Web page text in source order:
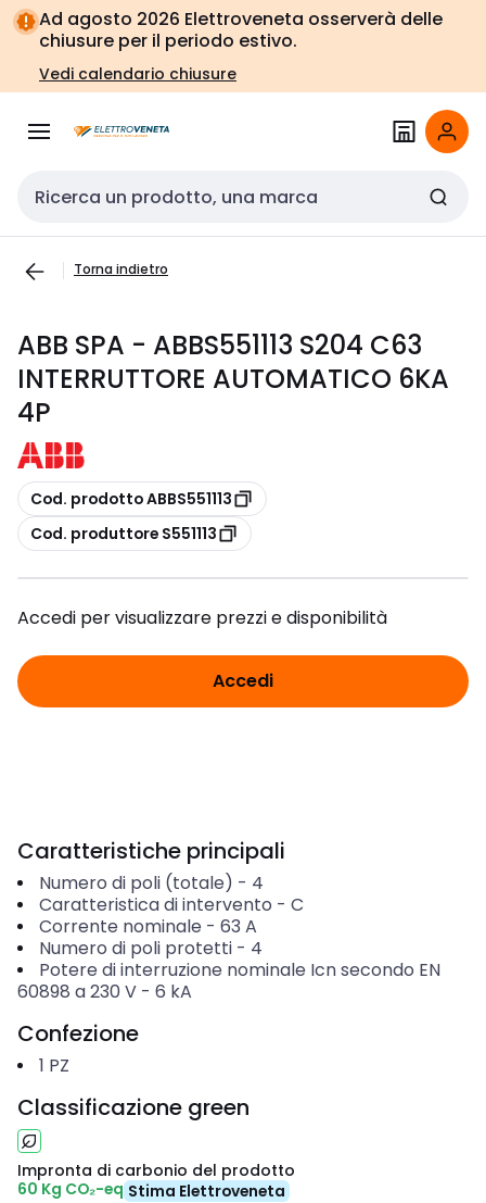
Vai alla
navigazione
Vai
alla
pagina
Ad agosto 2026 Elettroveneta osserverà delle
chiusure per il periodo estivo.
Vedi calendario chiusure
Cerca input
Torna indietro
ABB SPA - ABBS551113 S204 C63
INTERRUTTORE AUTOMATICO 6KA
4P
copia
Cod. prodotto ABBS551113
copia
Cod. produttore S551113
Accedi per visualizzare prezzi e disponibilità
Accedi
Caratteristiche principali
Numero di poli (totale) - 4
Caratteristica di intervento - C
Corrente nominale - 63 A
Numero di poli protetti- 4
Potere di interruzione nominale Icn secondo EN
60898 a 230 V - 6 kA
Confezione
1 PZ
Classificazione green
Impronta di carbonio del prodotto
60 Kg CO₂-eq Stima Elettroveneta